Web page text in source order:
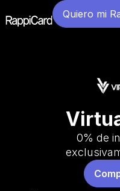
Quiero mi
0% de